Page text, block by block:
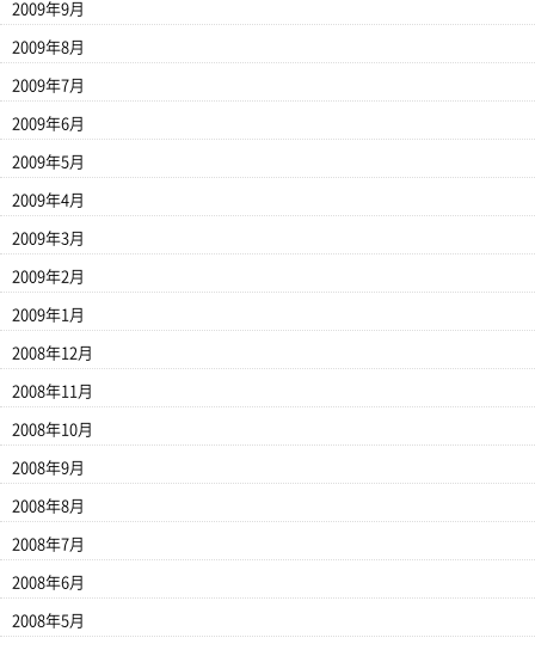
2009年9月
2009年8月
2009年7月
2009年6月
2009年5月
2009年4月
2009年3月
2009年2月
2009年1月
2008年12月
2008年11月
2008年10月
2008年9月
2008年8月
2008年7月
2008年6月
2008年5月